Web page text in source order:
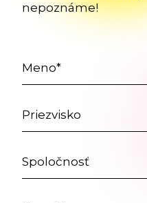
nepoznáme!